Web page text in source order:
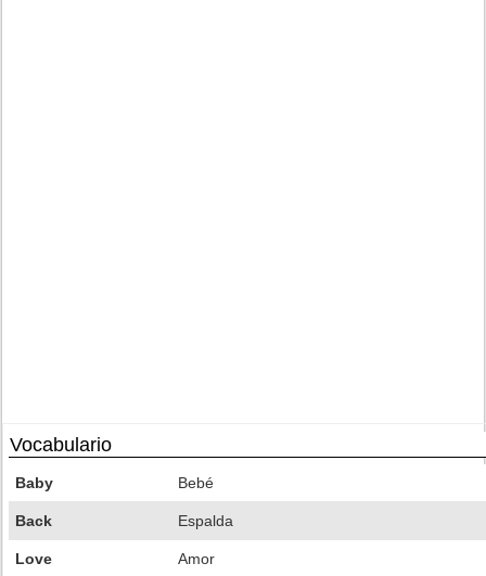
Vocabulario
Baby Bebé
Back Espalda
Love Amor